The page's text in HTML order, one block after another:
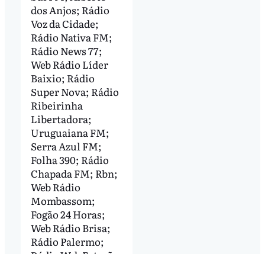
dos Anjos; Rádio
Voz da Cidade;
Rádio Nativa FM;
Rádio News 77;
Web Rádio Líder
Baixio; Rádio
Super Nova; Rádio
Ribeirinha
Libertadora;
Uruguaiana FM;
Serra Azul FM;
Folha 390; Rádio
Chapada FM; Rbn;
Web Rádio
Mombassom;
Fogão 24 Horas;
Web Rádio Brisa;
Rádio Palermo;